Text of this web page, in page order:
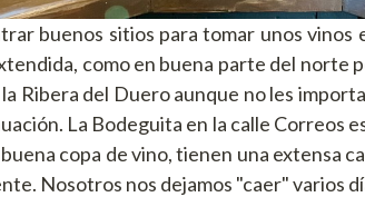
buenos sitios para tomar unos vinos
como en buena parte del norte
Ribera del Duero aunque no les
La Bodeguita en la calle Correos
copa de vino, tienen una extensa
Nosotros nos dejamos "caer" varios